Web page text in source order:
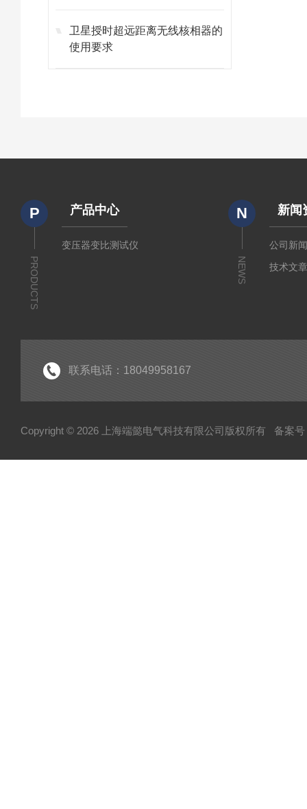
卫星授时超远距离无线核相器的
使用要求
P
PRODUCTS
产品中心
变压器变比测试仪
N
NEWS
新闻
公司新
技术文
联系电话：18049958167
Copyright © 2026 上海端懿电气科技有限公司版权所有 备案号